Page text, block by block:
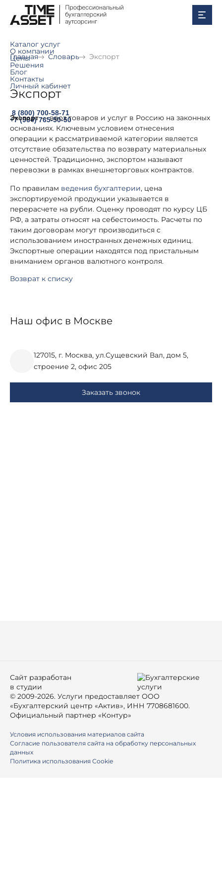
Главная Словарь Экспорт
Экспорт
Экспорт— ввоз товаров и услуг в Россию на законных
основаниях. Ключевым условием отнесения
операции к рассматриваемой категории является
отсутствие обязательства по возврату материальных
ценностей. Традиционно, экспортом называют
перевозки в рамках внешнеторговых контрактов.
По правилам ведения бухгалтерии, цена
экспортируемой продукции указывается в
перерасчете на рубли. Оценку проводят по курсу ЦБ
РФ, а затраты относят на себестоимость. Расчеты по
таким договорам могут производиться с
использованием иностранных денежных единиц.
Экспортные операции находятся под пристальным
вниманием органов валютного контроля.
Возврат к списку
Наш офис в Москве
127015, г. Москва, ул.Сущевский Вал, дом 5,
строение 2, офис 205
Заказать звонок
© 2009-2026. Услуги предоставляет ООО
«Бухгалтерский центр «Актив», ИНН 7708681600.
Официальный партнер «Контур»
Сайт разработан
в студии
Условия использования материалов сайта
Согласие пользователя сайта на обработку персональных
данных
Политика использования Cookie
Каталог услуг
О компании
Цены
Решения
Блог
Контакты
Личный кабинет
8 (800) 700-58-71
+7 (964) 765-50-50